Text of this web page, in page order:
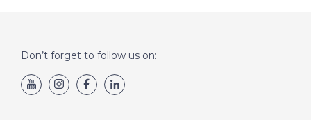
Don’t forget to follow us on: